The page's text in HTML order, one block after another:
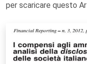
per scaricare questo